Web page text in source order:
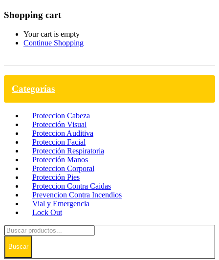
Shopping cart
Your cart is empty
Continue Shopping
Categorías
Proteccion Cabeza
Protección Visual
Proteccion Auditiva
Proteccion Facial
Protección Respiratoria
Protección Manos
Proteccion Corporal
Protección Pies
Proteccion Contra Caidas
Prevencion Contra Incendios
Vial y Emergencia
Lock Out
Buscar